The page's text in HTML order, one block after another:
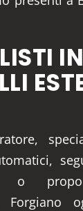
IN
o
Forgiano